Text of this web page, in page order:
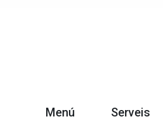
Menú Serveis